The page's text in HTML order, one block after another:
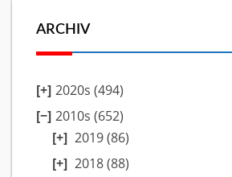
ARCHIV
2020s (494)
2010s (652)
2019(86)
2018(88)